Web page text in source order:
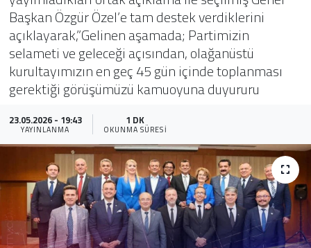
Başkan Özgür Özel’e tam destek verdiklerini
açıklayarak,”Gelinen aşamada; Partimizin
selameti ve geleceği açısından, olağanüstü
kurultayımızın en geç 45 gün içinde toplanması
gerektiği görüşümüzü kamuoyuna duyururu
23.05.2026 - 19:43
YAYINLANMA
1 DK
OKUNMA SÜRESI
Yaşam
Sağlık
Yazarlar
Resmi İlan
Resmi Reklam